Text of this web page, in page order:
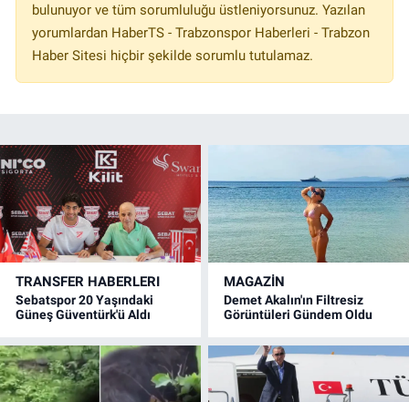
bulunuyor ve tüm sorumluluğu üstleniyorsunuz. Yazılan
yorumlardan HaberTS - Trabzonspor Haberleri - Trabzon
Haber Sitesi hiçbir şekilde sorumlu tutulamaz.
TRANSFER HABERLERI
Sebatspor 20 Yaşındaki
Güneş Güventürk'ü Aldı
MAGAZİN
Demet Akalın'ın Filtresiz
Görüntüleri Gündem Oldu